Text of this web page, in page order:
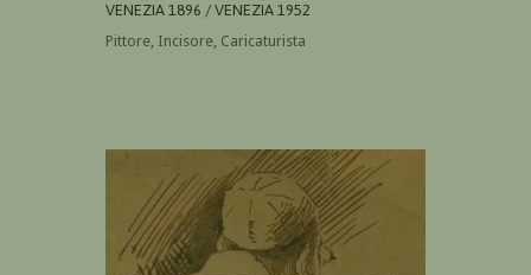
VENEZIA 1896 / VENEZIA 1952
Pittore, Incisore, Caricaturista